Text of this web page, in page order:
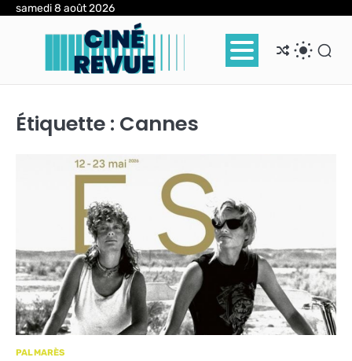
Skipsamedi 8 août 2026
Étiquette : Cannes
PALMARÈS